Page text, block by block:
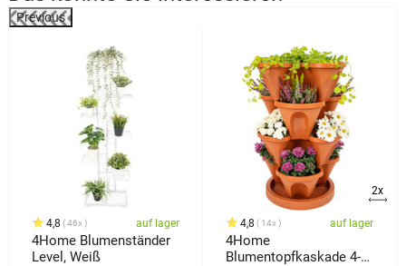
Previous
4,8 46x auf lager
4Home Blumenständer
Level, Weiß
2x
4,8 14x auf lager
4Home
Blumentopfkaskade 4-